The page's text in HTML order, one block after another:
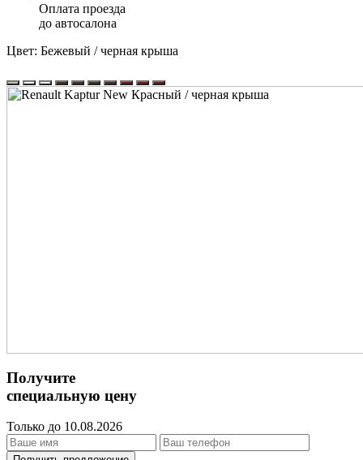
Оплата проезда
до автосалона
Цвет: Бежевый / черная крыша
Получите
специальную цену
Только до 10.08.2026